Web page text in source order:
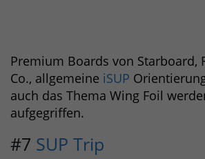
Premium Boards von Starboard,
Co., allgemeine iSUP
auch das Thema Wing Foil
aufgegriffen.
#7 SUP Trip